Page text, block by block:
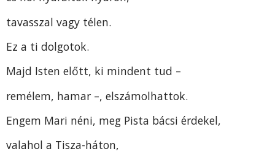
tavasszal vagy télen.
Ez a ti dolgotok.
Majd Isten előtt, ki mindent tud –
remélem, hamar –, elszámolhattok.
Engem Mari néni, meg Pista bácsi érdekel,
valahol a Tisza-háton,